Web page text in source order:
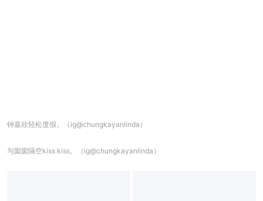
钟嘉欣轻松度假。（ig@chungkayanlinda）
与囡囡隔空kiss kiss。（ig@chungkayanlinda）